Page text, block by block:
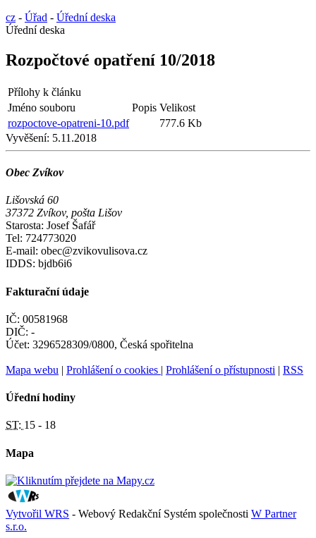
cz - Úřad - Úřední deska
Úřední deska
Rozpočtové opatření 10/2018
Přílohy k článku
Jméno souboru
Popis Velikost
rozpoctove-opatreni-10.pdf
777.6 Kb
Vyvěšení: 5.11.2018
Obec Zvíkov
Lišovská 60
37372 Zvíkov, pošta Lišov
Starosta: Josef Šafář
Tel: 724773020
E-mail: obec@zvikovulisova.cz
IDDS: bjdb6i6
Fakturační údaje
IČ: 00581968
DIČ: -
Účet: 3296528309/0800, Česká spořitelna
Mapa webu | Prohlášení o cookies | Prohlášení o přístupnosti | RSS
Úřední hodiny
ST: 15 - 18
Mapa
Vytvořil WRS - Webový Redakční Systém společnosti W Partner
s.r.o.